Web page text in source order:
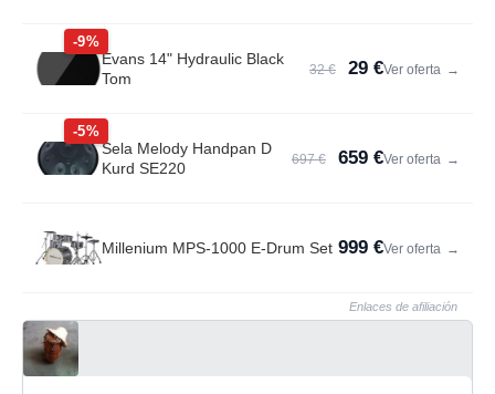
-9%
Evans 14" Hydraulic Black
Tom
32 € 29 €Ver oferta →
-5%
Sela Melody Handpan D
Kurd SE220
697 € 659 €Ver oferta →
Millenium MPS-1000 E-Drum Set 999 €Ver oferta →
Enlaces de afiliación